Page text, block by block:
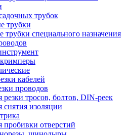
трубок
трубки
трубки специального назначения
кабелей
проводов
тросов, болтов, DIN-реек
снятия изоляции
пробивки отверстий